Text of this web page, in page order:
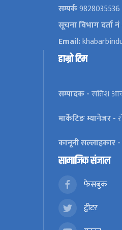
सम्पर्क9828035536
सूचना विभाग दर्ता नं
Email:
हाम्रो टिम
सम्पादक -सतिश
मार्केटिङ म्यानेजर -
कानूनी सल्लाहकार -
सामाजिक संजाल
फेसबुक
ट्वीटर